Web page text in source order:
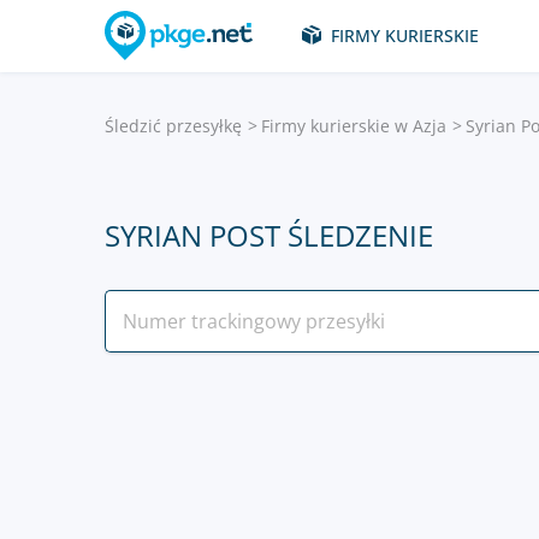
FIRMY KURIERSKIE
Śledzić przesyłkę Firmy kurierskie w Azja Syrian
SYRIAN POST ŚLEDZENIE